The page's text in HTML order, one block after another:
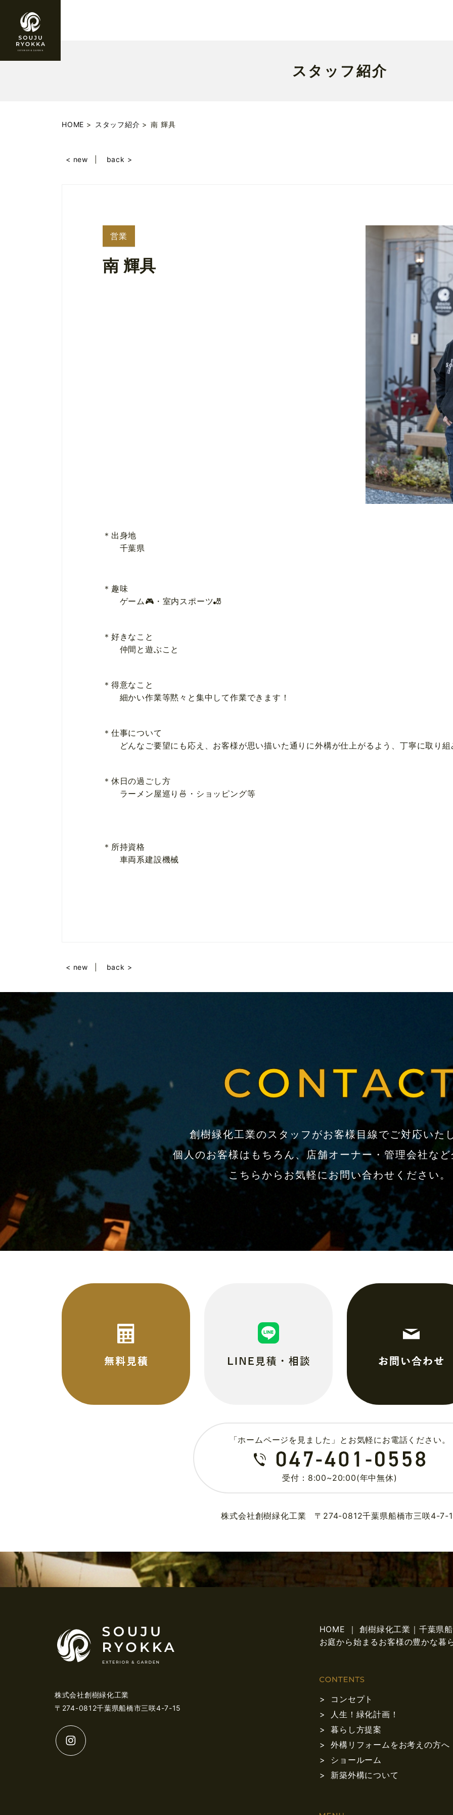
スタッフ紹介
HOME スタッフ紹介 南 輝具
< new back >
営業
南 輝具
＊出身地
千葉県
＊趣味
ゲーム🎮・室内スポーツ🎳
＊好きなこと
仲間と遊ぶこと
＊得意なこと
細かい作業等黙々と集中して作業できます！
＊仕事について
どんなご要望にも応え、お客様が思い描いた通りに外構が仕上がるよう、丁寧に取り組
＊休日の過ごし方
ラーメン屋巡り🍜・ショッピング等
＊所持資格
車両系建設機械
< new back >
創樹緑化工業のスタッフがお客様目線でご対応いた
個人のお客様はもちろん、店舗オーナー・管理会社な
こちらからお気軽にお問い合わせください。
「ホームページを見ました」とお気軽にお電話ください。
受付：8:00~20:00(年中無休)
株式会社創樹緑化工業 〒274-0812千葉県船橋市三咲4-7-
株式会社創樹緑化工業
〒274-0812千葉県船橋市三咲4-7-15
HOME ｜ 創樹緑化工業｜千葉県
お庭から始まるお客様の豊かな暮
コンセプト
人生！緑化計画！
暮らし方提案
外構リフォームをお考えの方へ
ショールーム
新築外構について